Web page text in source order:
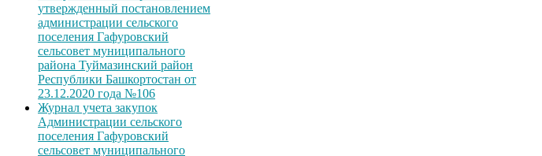
утвержденный постановлением
администрации сельского
поселения Гафуровский
сельсовет муниципального
района Туймазинский район
Республики Башкортостан от
23.12.2020 года №106
Журнал учета закупок
Администрации сельского
поселения Гафуровский
сельсовет муниципального